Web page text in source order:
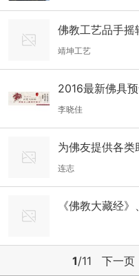
佛教工艺品手摇
靖坤工艺
2016最新佛具
李晓佳
为佛友提供各类
连志
《佛教大藏经
贤画(可订制)
处】
1/11 下一页